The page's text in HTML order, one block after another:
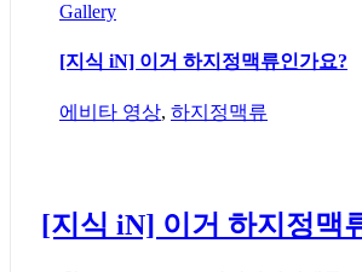
Gallery
[지식 iN] 이거 하지정맥류인가요?
에비타 영상, 하지정맥류
[지식 iN] 이거 하지정맥